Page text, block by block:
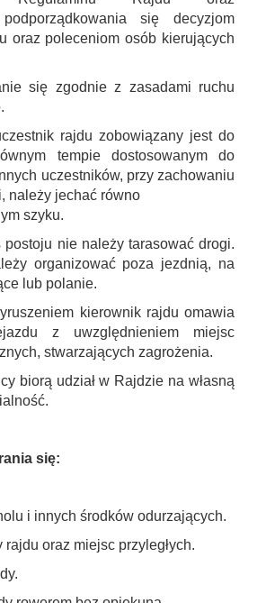
się decyzjom
oraz poleceniom osób kierujących
się zgodnie z zasadami ruchu
rajdu zobowiązany jest do
tempie dostosowanym do
uczestników, przy zachowaniu
należy jechać równo
szyku.
postoju nie należy tarasować drogi.
organizować poza jezdnią, na
lub polanie.
kierownik rajdu omawia
z uwzględnieniem miejsc
stwarzających zagrożenia.
biorą udział w Rajdzie na własną
się:
i innych środków odurzających.
oraz miejsc przyległych.